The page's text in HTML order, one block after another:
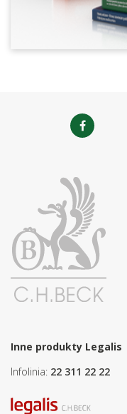
Inne produkty Legalis
Infolinia: 22 311 22 22